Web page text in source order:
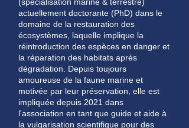
actuellement doctorante (PhD) dans le
domaine de la restauration des
écosystèmes, laquelle implique la
réintroduction des espèces en danger et
la réparation des habitats après
dégradation. Depuis toujours
amoureuse de la faune marine et
motivée par leur préservation, elle est
impliquée depuis 2021 dans
l'association en tant que guide et aide à
la vulgarisation scientifique pour des